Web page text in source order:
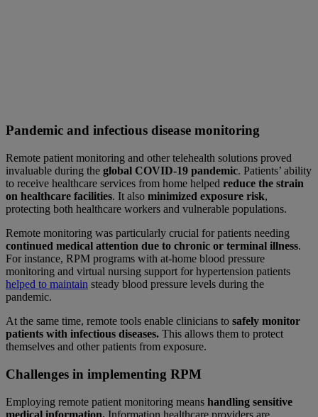
Pandemic and infectious disease monitoring
Remote patient monitoring and other telehealth solutions proved
invaluable during the global COVID-19 pandemic. Patients’ ability
to receive healthcare services from home helped reduce the strain
on healthcare facilities. It also minimized exposure risk,
protecting both healthcare workers and vulnerable populations.
Remote monitoring was particularly crucial for patients needing
continued medical attention due to chronic or terminal illness.
For instance, RPM programs with at-home blood pressure
monitoring and virtual nursing support for hypertension patients
helped to maintain steady blood pressure levels during the
pandemic.
At the same time, remote tools enable clinicians to safely monitor
patients with infectious diseases. This allows them to protect
themselves and other patients from exposure.
Challenges in implementing RPM
Employing remote patient monitoring means handling sensitive
medical information. Information healthcare providers are